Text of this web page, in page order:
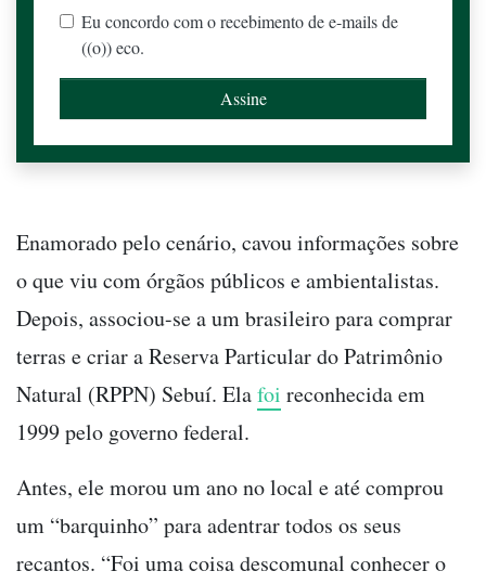
Eu concordo com o recebimento de e-mails de
((o)) eco.
Enamorado pelo cenário, cavou informações sobre
o que viu com órgãos públicos e ambientalistas.
Depois, associou-se a um brasileiro para comprar
terras e criar a Reserva Particular do Patrimônio
Natural (RPPN) Sebuí. Elafoi reconhecida em
1999 pelo governo federal.
Antes, ele morou um ano no local e até comprou
um “barquinho” para adentrar todos os seus
recantos. “Foi uma coisa descomunal conhecer o